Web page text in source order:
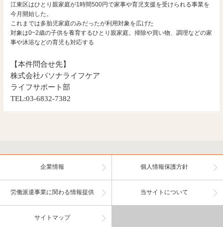
江東区はひとり親家庭が1時間500円で家事や育児支援を受けられる事業を
今月開始した。
これまでは多胎児家庭のみだったが利用対象を広げた
対象は0~2歳の子供を養育するひとり親家庭。掃除や買い物、調理などの家
事や沐浴などの育児も対応する
【本件問合せ先】
株式会社パソナライフケア
ライフサポート部
TEL:03-6832-7382
企業情報 個人情報保護方針
労働派遣事業に関わる情報提供 当サイトについて
サイトマップ